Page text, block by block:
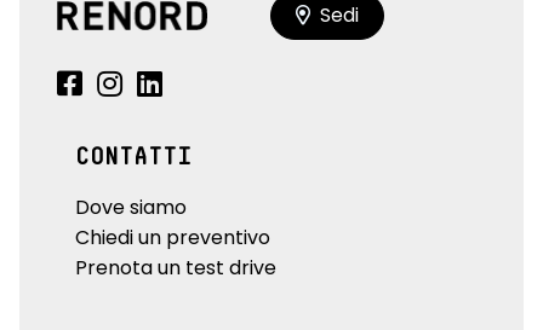
Sedi
CONTATTI
Dove siamo
Chiedi un preventivo
Prenota un test drive